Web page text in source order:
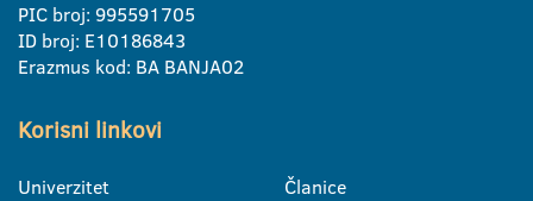
PIC broj: 995591705
ID broj: E10186843
Erazmus kod: BA BANJA02
Korisni linkovi
Univerzitet
Članice